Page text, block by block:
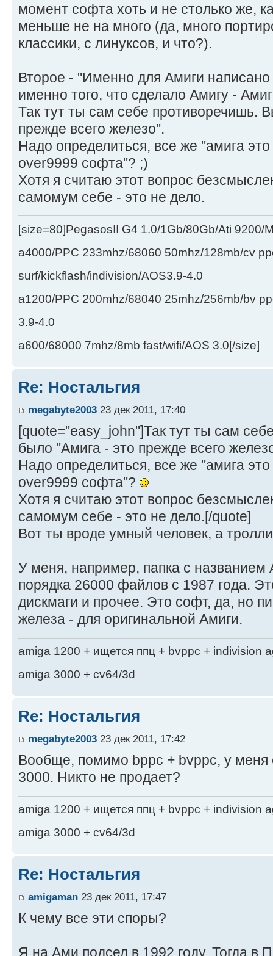
момент софта хоть и не столько же,
меньше не на много (да, много
классики, с линуксов, и что?).
Второе - "Именно для Амиги
именно того, что сделало Амигу -
Так тут ты сам себе противоречишь.
прежде всего железо".
Надо определиться, все же "амига
over9999 софта"? ;)
Хотя я считаю этот вопрос
самомум себе - это не дело.
[size=80]PegasosII G4 1.0/1Gb/80Gb/Ati 9200/
a4000/PPC 233mhz/68060 50mhz/128mb/cv
surf/kickflash/indivision/AOS3.9-4.0
a1200/PPC 200mhz/68040 25mhz/256mb/bv
3.9-4.0
a600/68000 7mhz/8mb fast/wifi/AOS 3.0[/size]
Re: Ностальгия
megabyte2003 23 дек 2011, 17:40
[quote="easy_john"]Так тут ты сам
было "Амига - это прежде всего
Надо определиться, все же "амига
over9999 софта"?
Хотя я считаю этот вопрос
самомум себе - это не дело.[/quote]
Вот ты вроде умный человек, а
У меня, например, папка с названием
порядка 26000 файлов с 1987 года.
дискмаги и прочее. Это софт, да, но
железа - для оригинальной Амиги.
amiga 1200 + ищется ппц + bvppc + indivision
amiga 3000 + cv64/3d
Re: Ностальгия
megabyte2003 23 дек 2011, 17:42
Вообще, помимо bppc + bvppc, у меня
3000. Никто не продает?
amiga 1200 + ищется ппц + bvppc + indivision
amiga 3000 + cv64/3d
Re: Ностальгия
amigaman 23 дек 2011, 17:47
К чему все эти споры?
Я на Ами подсел в 1992 году. Тогда в